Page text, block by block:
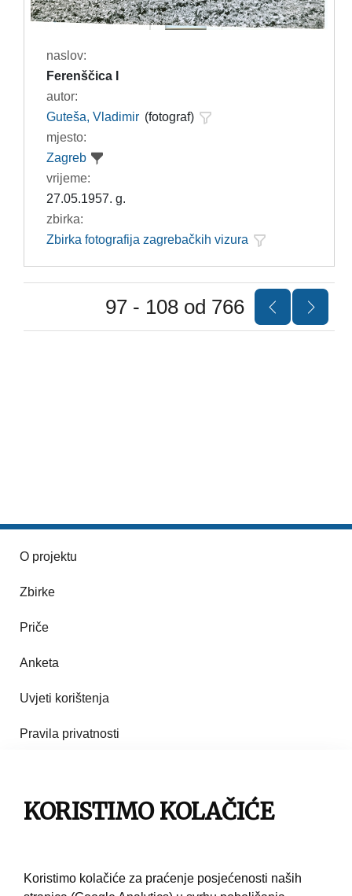
naslov:
Ferenščica I
autor:
Guteša, Vladimir (fotograf)
mjesto:
Zagreb
vrijeme:
27.05.1957. g.
zbirka:
Zbirka fotografija zagrebačkih vizura
97 - 108 od 766
O projektu
Zbirke
Priče
Anketa
Uvjeti korištenja
Pravila privatnosti
Pravila korištenja
KORISTIMO KOLAČIĆE
Koristimo kolačiće za praćenje posjećenosti naših